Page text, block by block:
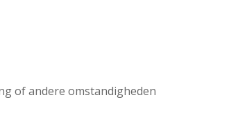
of andere omstandigheden